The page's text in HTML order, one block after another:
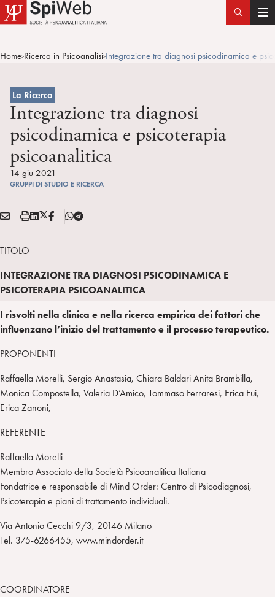
T
g
Home>Ricerca in Psicoanalisi>Integrazione tra diagnosi psicodinamica e
La Ricerca
Integrazione tra diagnosi
psicodinamica e psicoterapia
psicoanalitica
14 giu 2021
GRUPPI DI STUDIO E RICERCA
Condividi:
E
A
L
S
a
p
a
L
e
d
n
X
i
t
e
r
F
T
g
r
m
TITOLO
INTEGRAZIONE TRA DIAGNOSI PSICODINAMICA E
PSICOTERAPIA PSICOANALITICA
I risvolti nella clinica e nella ricerca empirica dei fattori che
influenzano l’inizio del trattamento e il processo terapeutico.
PROPONENTI
Raffaella Morelli, Sergio Anastasia, Chiara Baldari Anita Brambilla,
Monica Compostella, Valeria D’Amico, Tommaso Ferraresi, Erica Fui,
Erica Zanoni,
REFERENTE
Raffaella Morelli
Membro Associato della Società Psicoanalitica Italiana
Fondatrice e responsabile di Mind Order: Centro di Psicodiagnosi,
Psicoterapia e piani di trattamento individuali.
Via Antonio Cecchi 9/3, 20146 Milano
Tel. 375-6266455, www.mindorder.it
COORDINATORE